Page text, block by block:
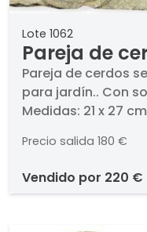
Lote 1062
Pareja de
hierro
Pareja de cerdos
para jardín.. Con
Medidas: 21 x 27 cm
Precio salida 180 €
vendido por 220 €